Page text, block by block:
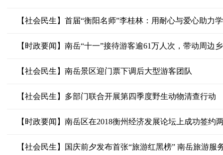
【社会民生】首届“衡阳名师”李桂林：用耐心与爱心助力
【时政要闻】南岳“十一”接待游客逾61万人次，带动周边
【社会民生】南岳景区迎门票下调后大型游客团队
【社会民生】多部门联合开展第四季度野生动物清查行动
【时政要闻】南岳区在2018衡州经济发展论坛上成功签约
【社会民生】国庆前夕发布首张“旅游红黑榜” 南岳旅游服